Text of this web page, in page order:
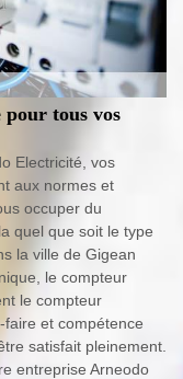
pour tous vos
Electricité, vos
aux normes et
occuper du
quel que soit le type
la ville de Gigean
le compteur
le compteur
faire et compétence
satisfait pleinement.
entreprise Arneodo